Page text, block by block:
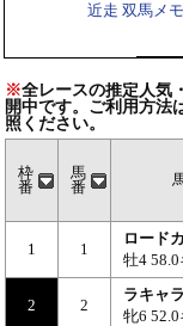
近走 双馬メモ
※全レースの推定人気
開中です。ご利用方法
照ください。
枠
番
馬
番
1 1
ロード
牡4 58.0
2 2
ラキャ
牝6 52.0